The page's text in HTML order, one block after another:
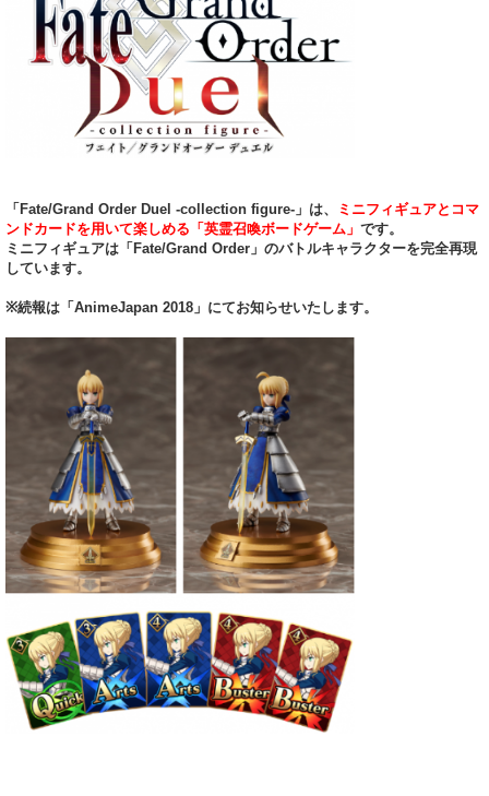
「Fate/Grand Order Duel -collection figure-」は、
ミニフィギュアとコマ
ンドカードを用いて楽しめる「英霊召喚ボードゲーム」 です。
ミニフィギュアは「Fate/Grand Order」のバトルキャラクターを完全再現
しています。
※続報は「AnimeJapan 2018」にてお知らせいたします。